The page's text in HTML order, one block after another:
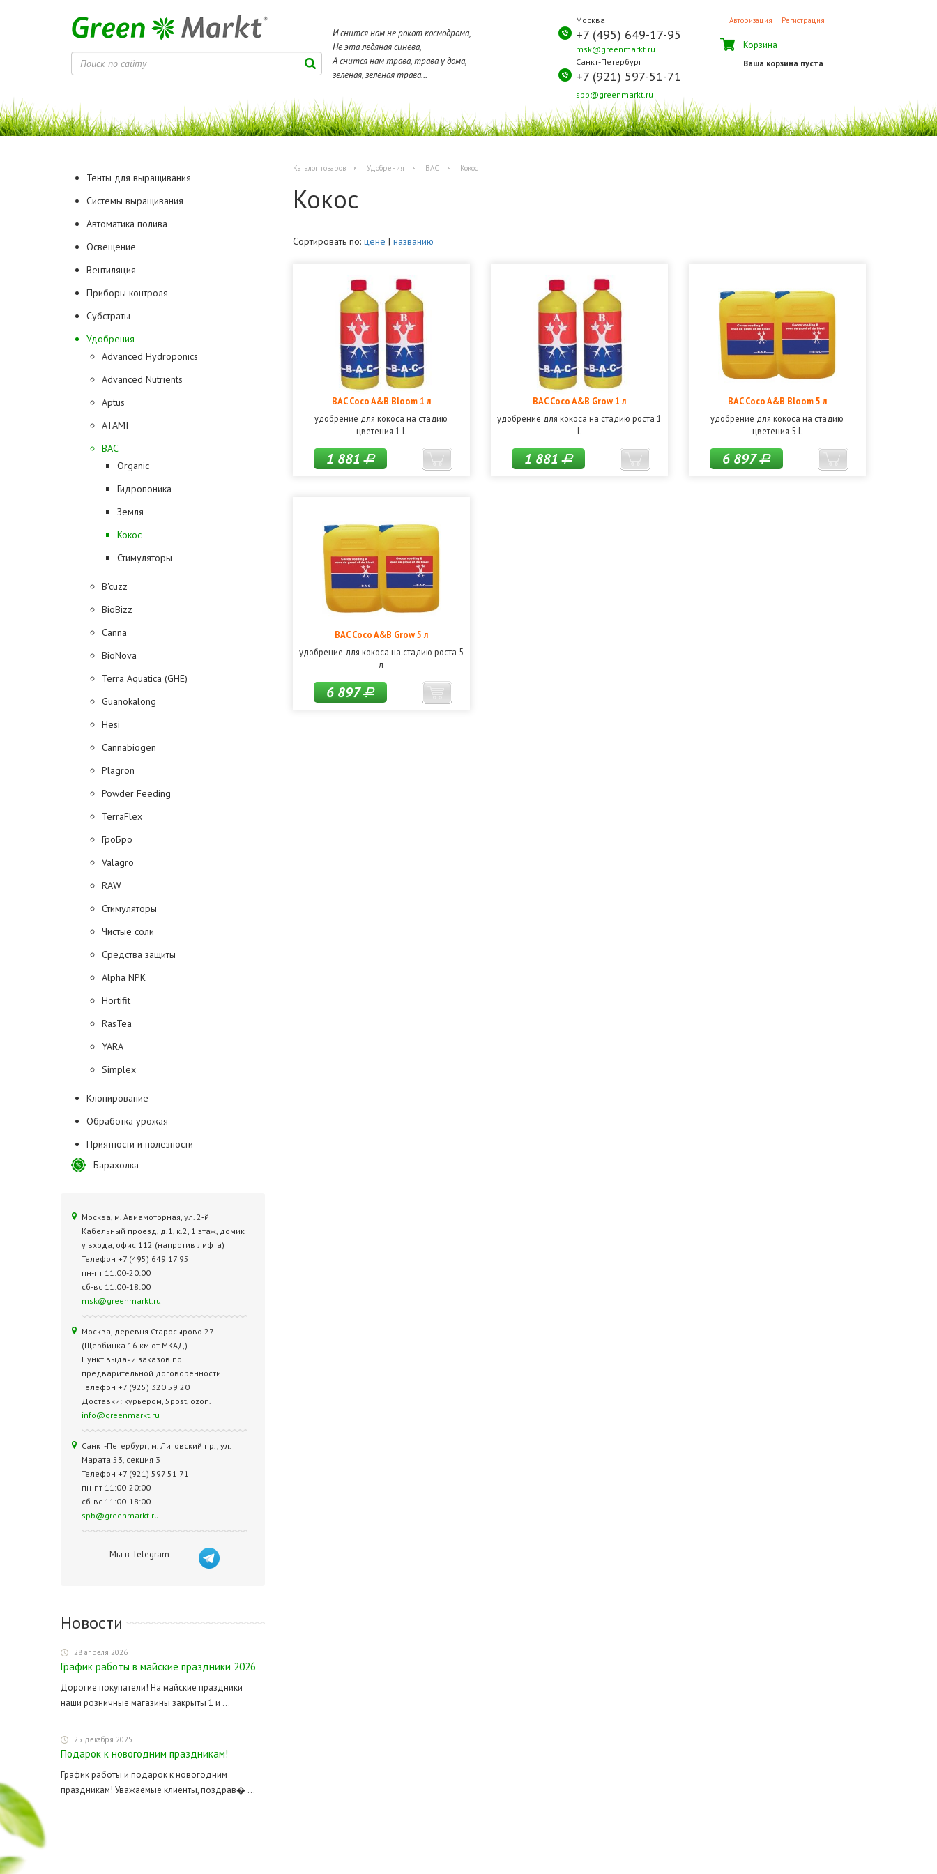
И снится нам не рокот космодрома,
Не эта ледяная синева,
А снится нам трава, трава у дома,
зеленая, зеленая трава...
Москва
+7 (495) 649-17-95
msk@greenmarkt.ru
Санкт-Петербург
+7 (921) 597-51-71
spb@greenmarkt.ru
Авторизация Регистрация
Корзина
Ваша корзина пуста
Тенты для выращивания
Системы выращивания
Автоматика полива
Освещение
Вентиляция
Приборы контроля
Субстраты
Удобрения
Advanced Hydroponics
Advanced Nutrients
Aptus
ATAMI
BAC
Organic
Гидропоника
Земля
Кокос
Стимуляторы
B'cuzz
BioBizz
Canna
BioNova
Terra Aquatica (GHE)
Guanokalong
Hesi
Cannabiogen
Plagron
Powder Feeding
TerraFlex
ГроБро
Valagro
RAW
Стимуляторы
Чистые соли
Средства защиты
Alpha NPK
Hortifit
RasTea
YARA
Simplex
Клонирование
Обработка урожая
Приятности и полезности
Барахолка
Москва, м. Авиамоторная, ул. 2‑й
Кабельный проезд, д.1, к.2, 1 этаж, домик
у входа, офис 112 (напротив лифта)
Телефон +7 (495) 649 17 95
пн-пт 11:00-20:00
сб-вс 11:00-18:00
msk@greenmarkt.ru
Москва, деревня Старосырово 27
(Щербинка 16 км от МКАД)
Пункт выдачи заказов по
предварительной договоренности.
Телефон +7 (925) 320 59 20
Доставки: курьером, 5post, ozon.
info@greenmarkt.ru
Санкт-Петербург, м. Лиговский пр., ул.
Марата 53, секция 3
Телефон +7 (921) 597 51 71
пн-пт 11:00-20:00
сб-вс 11:00-18:00
spb@greenmarkt.ru
Мы в Telegram
Новости
28 апреля 2026
График работы в майские праздники 2026
Дорогие покупатели! На майские праздники
наши розничные магазины закрыты 1 и ...
25 декабря 2025
Подарок к новогодним праздникам!
График работы и подарок к новогодним
праздникам! Уважаемые клиенты, поздрав� ...
Каталог товаров Удобрения BAC Кокос
Кокос
Сортировать по: цене | названию
BAC Coco A&B Bloom 1 л
удобрение для кокоса на стадию
цветения 1 L
1 881Р
BAC Coco A&B Grow 1 л
удобрение для кокоса на стадию роста 1
L
1 881Р
BAC Coco A&B Bloom 5 л
удобрение для кокоса на стадию
цветения 5 L
6 897Р
BAC Coco A&B Grow 5 л
удобрение для кокоса на стадию роста 5
л
6 897Р